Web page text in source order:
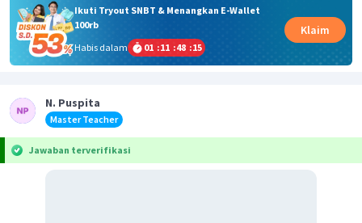
Ikuti Tryout SNBT & Menangkan E-Wallet
100rb
Habis dalam
01 :11 :48 :15
Klaim
N. Puspita
Master Teacher
Jawaban terverifikasi